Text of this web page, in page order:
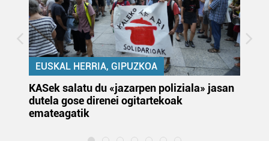
EUSKAL HERRIA, GIPUZKOA
KASek salatu du «jazarpen poliziala» jasan
dutela gose direnei ogitartekoak
emateagatik